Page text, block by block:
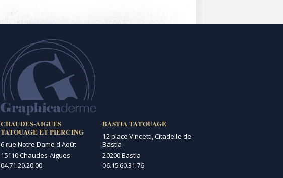
CHAUDES-AIGUES
TATOUAGE ET PIERCING
6 rue Notre Dame d'Août
15110 Chaudes-Aigues
04.71.20.20.00
BASTIA TATOUAGE
12 place Vincetti, Citadelle de
Bastia
20200 Bastia
06.15.60.31.76